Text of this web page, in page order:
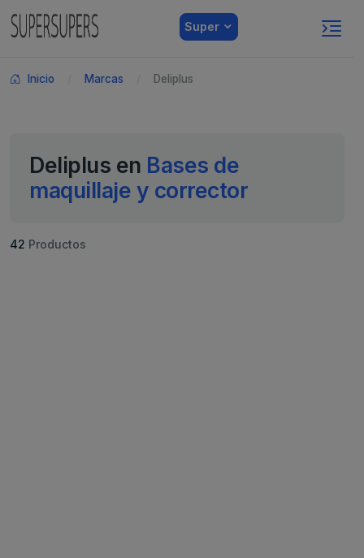
Super
Inicio Marcas Deliplus
Deliplus en Bases de
maquillaje y corrector
42 Productos